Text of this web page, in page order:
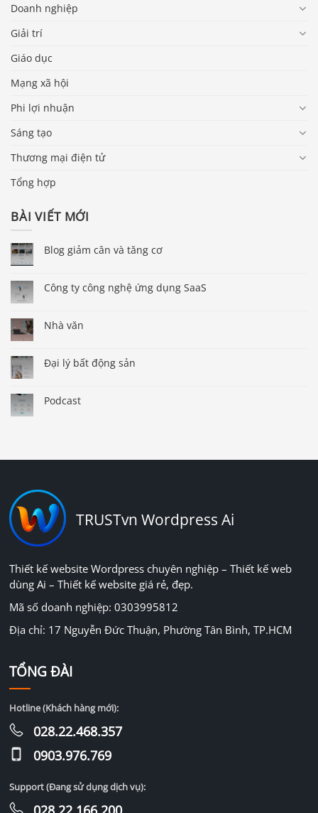
Doanh nghiệp
Giải trí
Giáo dục
Mạng xã hội
Phi lợi nhuận
Sáng tạo
Thương mại điện tử
Tổng hợp
BÀI VIẾT MỚI
Blog giảm cân và tăng cơ
Công ty công nghệ ứng dụng SaaS
Nhà văn
Đại lý bất động sản
Podcast
TRUSTvn Wordpress Ai
Thiết kế website Wordpress chuyên nghiệp – Thiết kế web
dùng Ai – Thiết kế website giá rẻ, đẹp.
Mã số doanh nghiệp: 0303995812
Địa chỉ: 17 Nguyễn Đức Thuận, Phường Tân Bình, TP.HCM
TỔNG ĐÀI
Hotline (Khách hàng mới):
028.22.468.357
0903.976.769
Support (Đang sử dụng dịch vụ):